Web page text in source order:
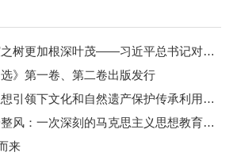
让中朝传统友谊之树更加根深叶茂——习近平总书记对朝鲜进行国事访问纪实
选》第一卷、第二卷出版发行
在习近平文化思想引领下文化和自然遗产保护传承利用工作开创新局面
伟大征程丨延安整风：一次深刻的马克思主义思想教育运动
来